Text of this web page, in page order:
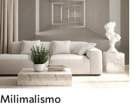
Milimalismo